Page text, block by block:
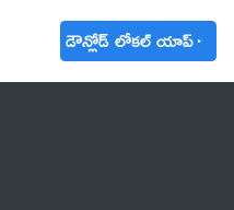
డౌన్లోడ్ లోకల్ యాప్